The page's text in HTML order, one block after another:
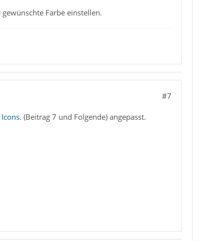
Farbe einstellen.
#7
. (Beitrag 7 und Folgende) angepasst.